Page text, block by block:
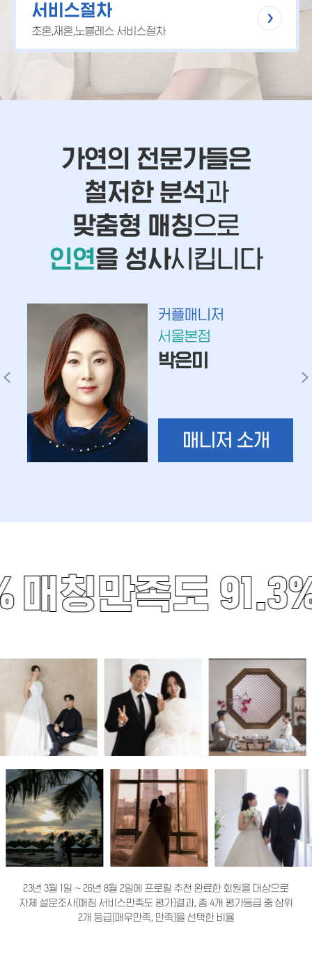
서비스절차
초혼,재혼,노블레스 서비스절차
가연의 전문가들은
철저한 분석과
맞춤형 매칭으로
인연을 성사시킵니다
커플매니저
서울본점
박은미
매니저 소개
매칭만족도
23년 3월 1일 ~ 26년 8월 2일에 프로필 추천 완료한 회원을 대상으로
자체 설문조사(매칭 서비스만족도 평가)결과, 총 4개 평가등급 중 상위
2개 등급(매우만족, 만족)을 선택한 비율